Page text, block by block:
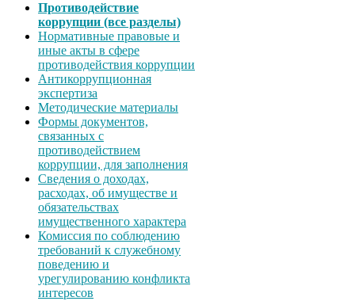
Противодействие
коррупции (все разделы)
Нормативные правовые и
иные акты в сфере
противодействия коррупции
Антикоррупционная
экспертиза
Методические материалы
Формы документов,
связанных с
противодействием
коррупции, для заполнения
Сведения о доходах,
расходах, об имуществе и
обязательствах
имущественного характера
Комиссия по соблюдению
требований к служебному
поведению и
урегулированию конфликта
интересов